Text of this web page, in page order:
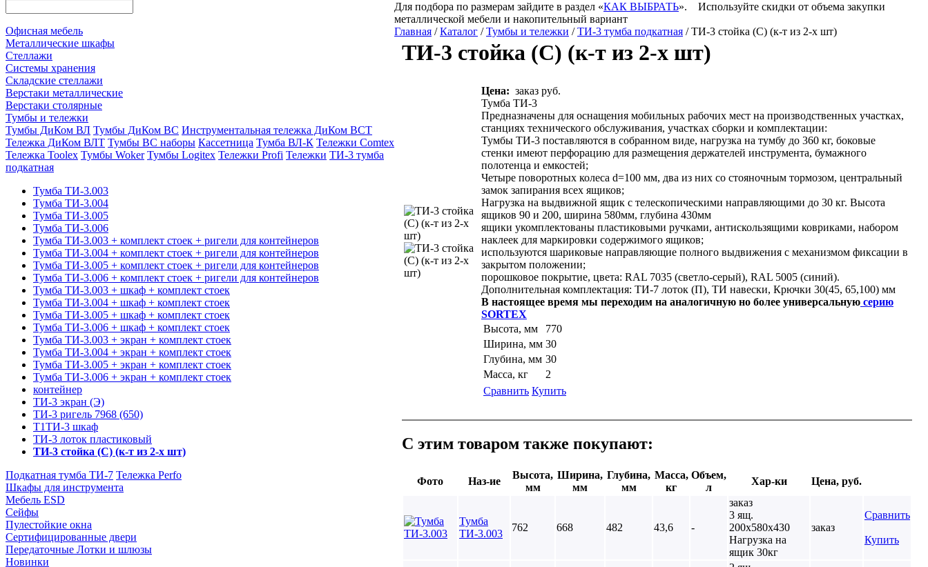
Офисная мебель
Металлические шкафы
Стеллажи
Системы хранения
Складские стеллажи
Верстаки металлические
Верстаки столярные
Тумбы и тележки
Тумбы ДиКом ВЛ Тумбы ДиКом ВС Инструментальная тележка ДиКом ВСТ
Тележка ДиКом ВЛТ Тумбы ВС наборы Кассетница Тумба ВЛ-К Тележки Comtex
Тележка Toolex Тумбы Woker Тумбы Logitex Тележки Profi Тележки ТИ-3 тумба
подкатная
Тумба ТИ-3.003
Тумба ТИ-3.004
Тумба ТИ-3.005
Тумба ТИ-3.006
Тумба ТИ-3.003 + комплект стоек + ригели для контейнеров
Тумба ТИ-3.004 + комплект стоек + ригели для контейнеров
Тумба ТИ-3.005 + комплект стоек + ригели для контейнеров
Тумба ТИ-3.006 + комплект стоек + ригели для контейнеров
Тумба ТИ-3.003 + шкаф + комплект стоек
Тумба ТИ-3.004 + шкаф + комплект стоек
Тумба ТИ-3.005 + шкаф + комплект стоек
Тумба ТИ-3.006 + шкаф + комплект стоек
Тумба ТИ-3.003 + экран + комплект стоек
Тумба ТИ-3.004 + экран + комплект стоек
Тумба ТИ-3.005 + экран + комплект стоек
Тумба ТИ-3.006 + экран + комплект стоек
контейнер
ТИ-3 экран (Э)
ТИ-3 ригель 7968 (650)
Т1ТИ-3 шкаф
ТИ-3 лоток пластиковый
ТИ-3 стойка (С) (к-т из 2-х шт)
Подкатная тумба ТИ-7 Тележка Perfo
Шкафы для инструмента
Мебель ESD
Сейфы
Пулестойкие окна
Сертифицированные двери
Передаточные Лотки и шлюзы
Новинки
Для подбора по размерам зайдите в раздел «КАК ВЫБРАТЬ».
Используйте скидки от объема закупки
металлической мебели и накопительный вариант
Главная /Каталог /Тумбы и тележки /ТИ-3 тумба подкатная / ТИ-3 стойка (С) (к-т из 2-х шт)
ТИ-3 стойка (С) (к-т из 2-х шт)
Цена: заказ руб.
Тумба ТИ-3
Предназначены для оснащения мобильных рабочих мест на производственных участках,
станциях технического обслуживания, участках сборки и комплектации:
Тумбы ТИ-3 поставляются в собранном виде, нагрузка на тумбу до 360 кг, боковые
стенки имеют перфорацию для размещения держателей инструмента, бумажного
полотенца и емкостей;
Четыре поворотных колеса d=100 мм, два из них со стояночным тормозом, центральный
замок запирания всех ящиков;
Нагрузка на выдвижной ящик с телескопическими направляющими до 30 кг. Высота
ящиков 90 и 200, ширина 580мм, глубина 430мм
ящики укомплектованы пластиковыми ручками, антискользящими ковриками, набором
наклеек для маркировки содержимого ящиков;
используются шариковые направляющие полного выдвижения с механизмом фиксации в
закрытом положении;
порошковое покрытие, цвета: RAL 7035 (светло-серый), RAL 5005 (синий).
Дополнительная комплектация: ТИ-7 лоток (П), ТИ навески, Крючки 30(45, 65,100) мм
В настоящее время мы переходим на аналогичную но более универсальную серию
SORTEX
Высота, мм
770
Ширина, мм 30
Глубина, мм 30
Масса, кг
2
Сравнить Купить
С этим товаром также покупают:
Фото Наз-ие
Высота,
мм
Ширина,
мм
Глубина,
мм
Масса,
кг
Объем,
л
Хар-ки Цена, руб.
Тумба
ТИ-3.003
762 668 482 43,6 -
заказ
3 ящ.
200х580х430
Нагрузка на
ящик 30кг
заказ
Сравнить
Купить